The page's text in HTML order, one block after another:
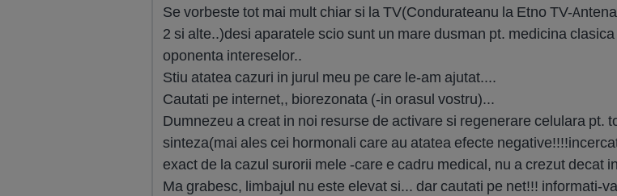
Se vorbeste tot mai mult chiar si la TV(Condurateanu la Etno TV-Antena
2 si alte..)desi aparatele scio sunt un mare dusman pt. medicina
oponenta intereselor..
Stiu atatea cazuri in jurul meu pe care le-am ajutat....
Cautati pe internet,, biorezonata (-in orasul vostru)...
Dumnezeu a creat in noi resurse de activare si regenerare celulara pt.
sinteza(mai ales cei hormonali care au atatea efecte
exact de la cazul surorii mele -care e cadru medical, nu a crezut decat
Ma grabesc, limbajul nu este elevat si... dar cautati pe net!!! informati-